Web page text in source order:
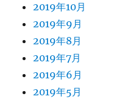
2019年10月
2019年9月
2019年8月
2019年7月
2019年6月
2019年5月